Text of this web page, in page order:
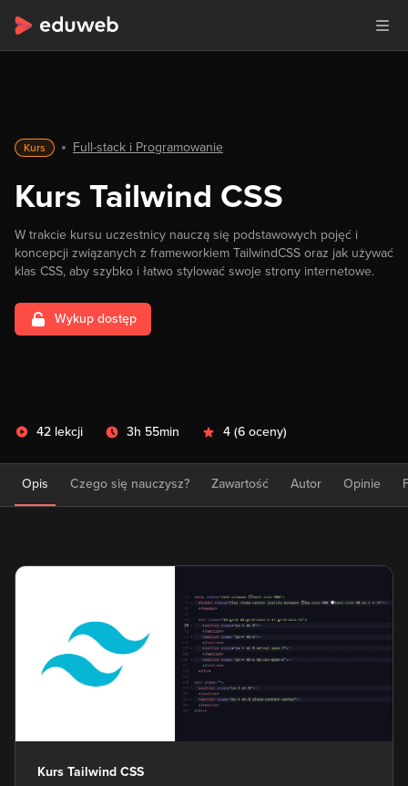
Kurs Full-stack i Programowanie
Kurs Tailwind CSS
W trakcie kursu uczestnicy nauczą się podstawowych pojęć i
koncepcji związanych z frameworkiem TailwindCSS oraz jak używać
klas CSS, aby szybko i łatwo stylować swoje strony internetowe.
Wykup dostęp
42 lekcji 3h 55min 4 (6 oceny)
Opis Czego się nauczysz? Zawartość Autor Opinie
Kurs Tailwind CSS